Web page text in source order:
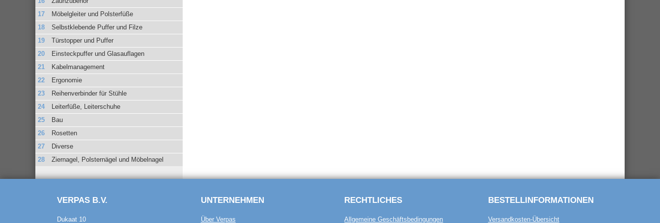
Möbelgleiter und Polsterfüße
Selbstklebende Puffer und Filze
Türstopper und Puffer
Einsteckpuffer und Glasauflagen
Kabelmanagement
Ergonomie
Reihenverbinder für Stühle
Leiterfüße, Leiterschuhe
Bau
Rosetten
Diverse
Ziernagel, Polsternägel und Möbelnagel
VERPAS B.V.
Dukaat 10
UNTERNEHMEN
Über Verpas
RECHTLICHES
Allgemeine Geschäftsbedingungen
BESTELL­INFORMATIONEN
Versandkosten-Übersicht